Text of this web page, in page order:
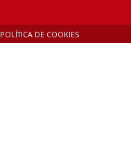
POLÍTICA DE COOKIES